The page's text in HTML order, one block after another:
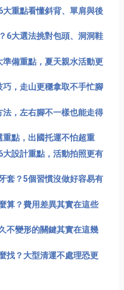
重點看懂斜背、單肩與後
6大選法挑對包頭、洞洞鞋
備重點，夏天親水活動更
，走山更穩拿取不手忙腳
，左右腳不一樣也能走得
點，出國托運不怕超重
設計重點，活動拍照更有
套？5個習慣沒做好容易有
算？費用差異其實在這些
不變形的關鍵其實在這幾
找？大型清運不處理恐更